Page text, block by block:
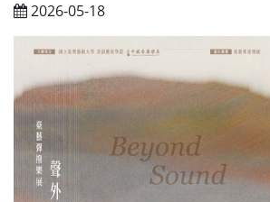
2026-05-18